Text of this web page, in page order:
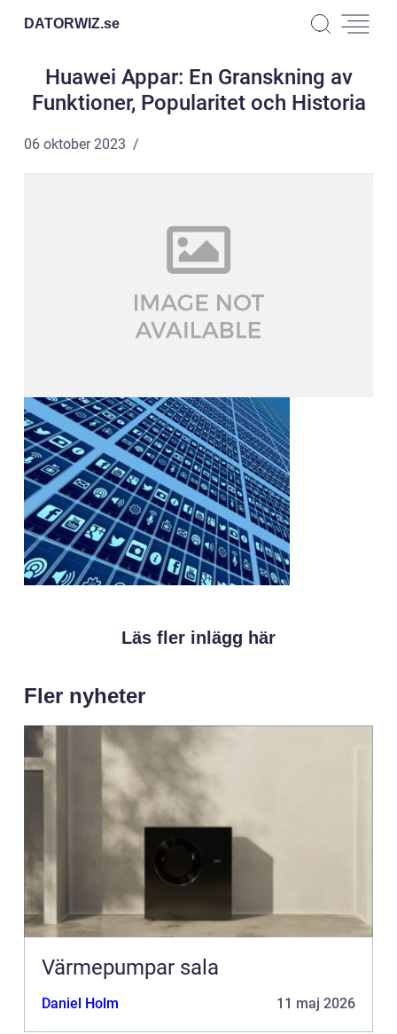
DATORWIZ.se
Huawei Appar: En Granskning av
Funktioner, Popularitet och Historia
06 oktober 2023
Läs fler inlägg här
Fler nyheter
Värmepumpar sala
Daniel Holm 11 maj 2026